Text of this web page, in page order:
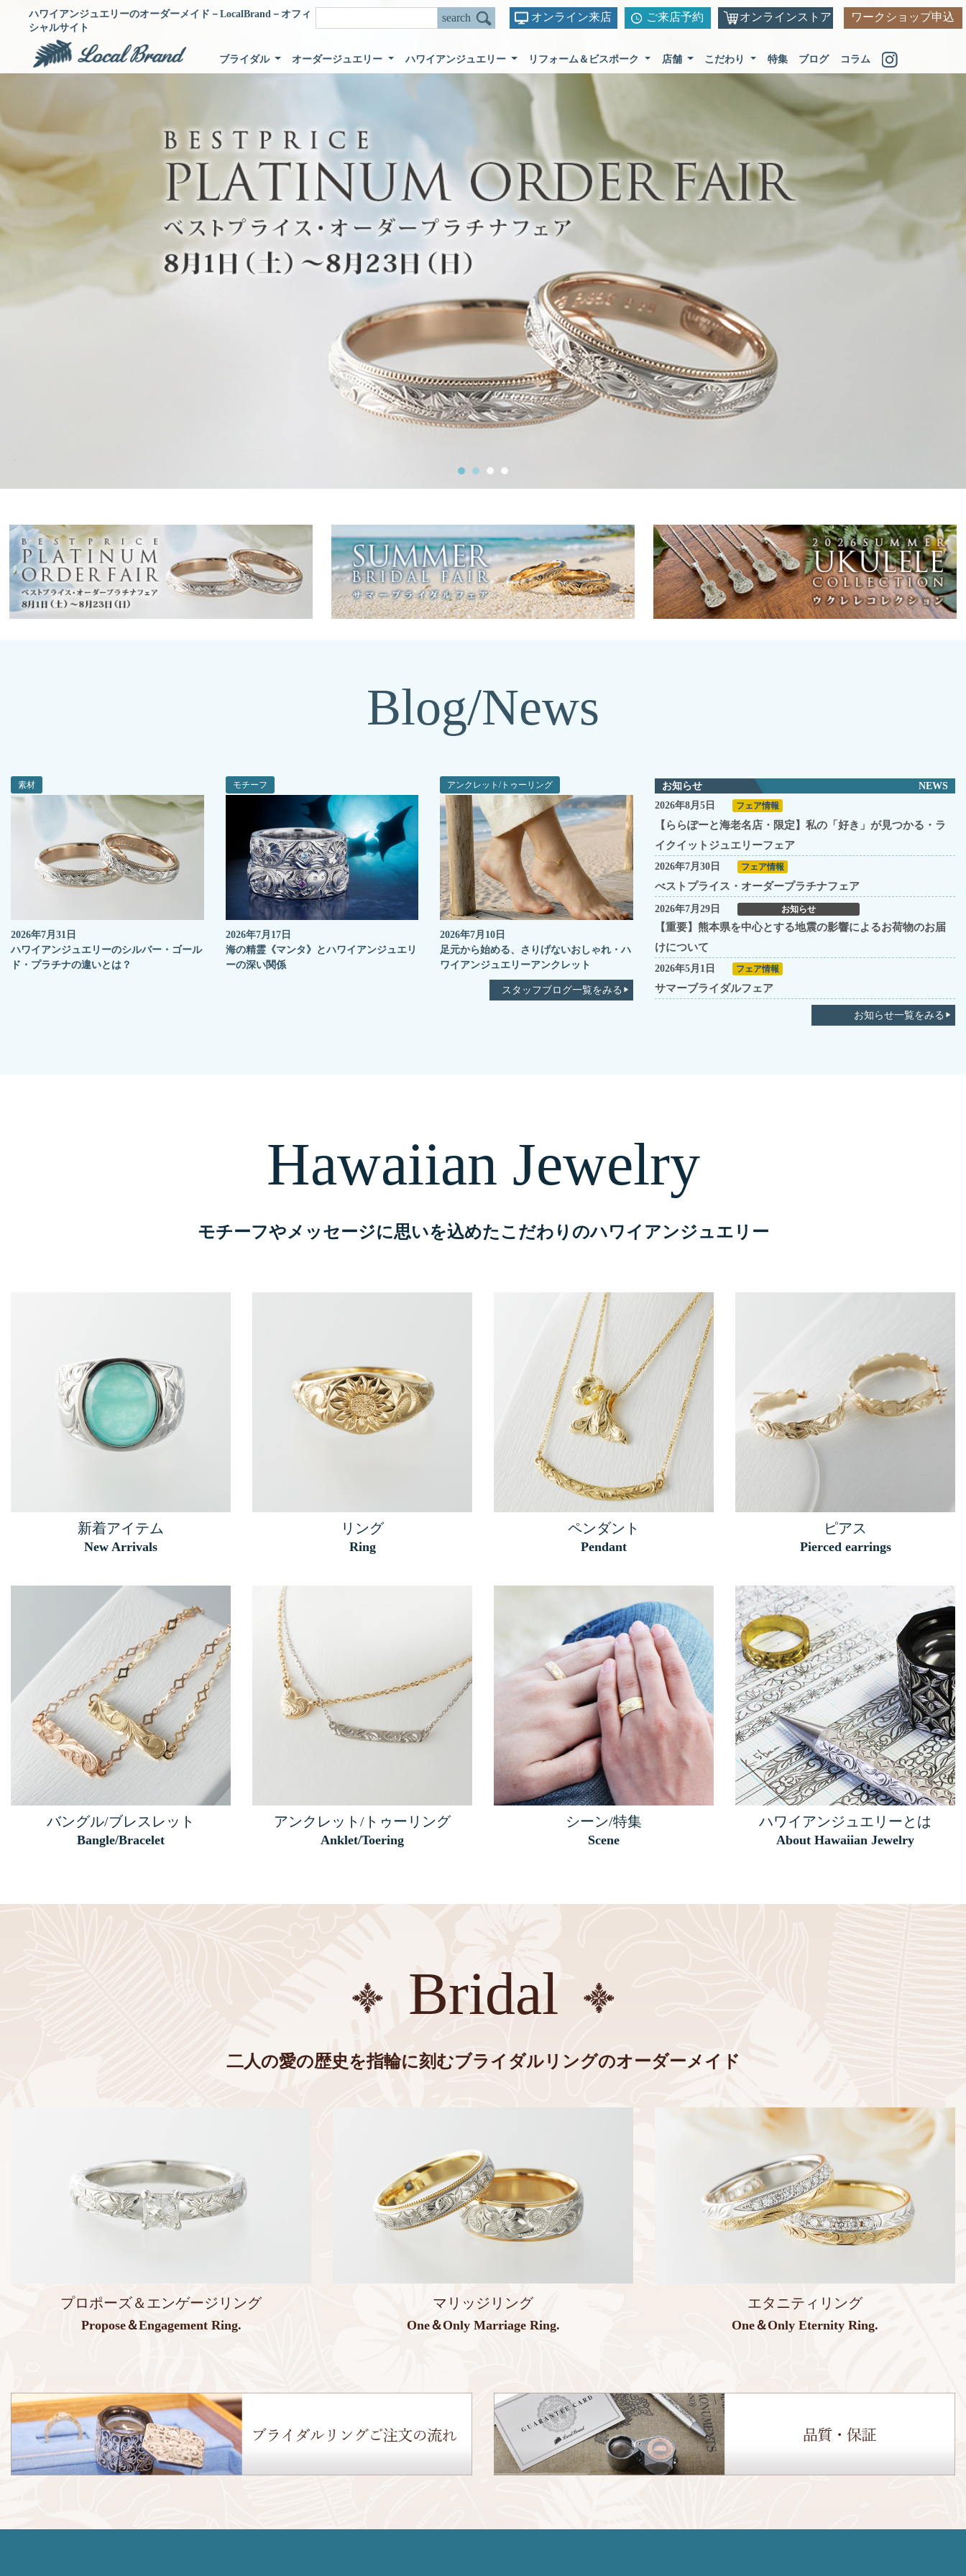
ハワイアンジュエリーのオーダーメイド－LocalBrand－オフィ
シャルサイト
オンライン来店 ご来店予約 オンラインストア ワークショップ申込
ブライダル オーダージュエリー ハワイアンジュエリー リフォーム＆ビスポーク 店舗 こだわり 特集 ブログ コラム
Blog/News
素材
2026年7月31日
ハワイアンジュエリーのシルバー・ゴール
ド・プラチナの違いとは？
モチーフ
2026年7月17日
海の精霊《マンタ》とハワイアンジュエリ
ーの深い関係
アンクレット/トゥーリング
2026年7月10日
足元から始める、さりげないおしゃれ・ハ
ワイアンジュエリーアンクレット
スタッフブログ一覧をみる
お知らせ
NEWS
2026年8月5日
フェア情報
【ららぽーと海老名店・限定】私の「好き」が見つかる・ラ
イクイットジュエリーフェア
2026年7月30日 フェア情報
べストプライス・オーダープラチナフェア
2026年7月29日 お知らせ
【重要】熊本県を中心とする地震の影響によるお荷物のお届
けについて
2026年5月1日 フェア情報
サマーブライダルフェア
お知らせ一覧をみる
Hawaiian Jewelry
モチーフやメッセージに思いを込めたこだわりのハワイアンジュエリー
新着アイテム
New Arrivals
リング
Ring
ペンダント
Pendant
ピアス
Pierced earrings
バングル/ブレスレット
Bangle/Bracelet
アンクレット/トゥーリング
Anklet/Toering
シーン/特集
Scene
ハワイアンジュエリーとは
About Hawaiian Jewelry
Bridal
二人の愛の歴史を指輪に刻むブライダルリングのオーダーメイド
プロポーズ＆エンゲージリング
Propose＆Engagement Ring.
マリッジリング
One＆Only Marriage Ring.
エタニティリング
One＆Only Eternity Ring.